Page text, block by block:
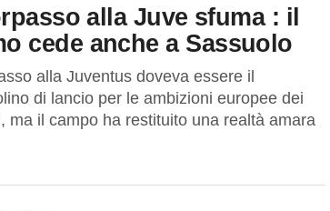
alla Juve sfuma : il
cede anche a Sassuolo
alla Juventus doveva essere il
di lancio per le ambizioni europee dei
, ma il campo ha restituito una realtà amara